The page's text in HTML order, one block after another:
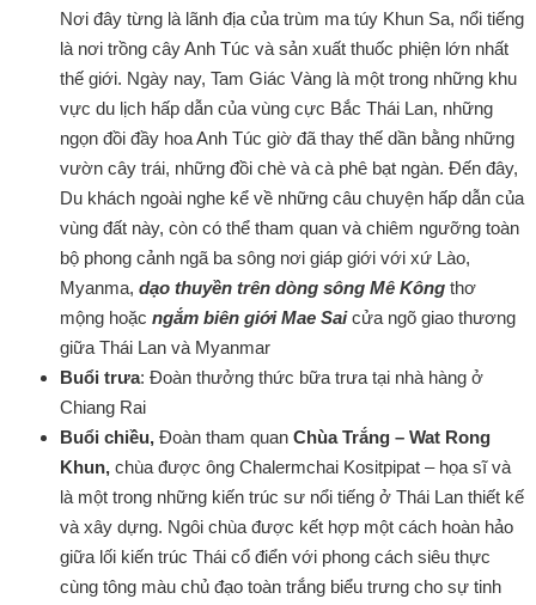
Nơi đây từng là lãnh địa của trùm ma túy Khun Sa, nổi tiếng
là nơi trồng cây Anh Túc và sản xuất thuốc phiện lớn nhất
thế giới. Ngày nay, Tam Giác Vàng là một trong những khu
vực du lịch hấp dẫn của vùng cực Bắc Thái Lan, những
ngọn đồi đầy hoa Anh Túc giờ đã thay thế dần bằng những
vườn cây trái, những đồi chè và cà phê bạt ngàn. Đến đây,
Du khách ngoài nghe kể về những câu chuyện hấp dẫn của
vùng đất này, còn có thể tham quan và chiêm ngưỡng toàn
bộ phong cảnh ngã ba sông nơi giáp giới với xứ Lào,
Myanma, dạo thuyền trên dòng sông Mê Kông thơ
mộng hoặc ngắm biên giới Mae Saicửa ngõ giao thương
giữa Thái Lan và Myanmar
Buổi trưa: Đoàn thưởng thức bữa trưa tại nhà hàng ở
Chiang Rai
Buổi chiều, Đoàn tham quan Chùa Trắng – Wat Rong
Khun, chùa được ông Chalermchai Kositpipat – họa sĩ và
là một trong những kiến trúc sư nổi tiếng ở Thái Lan thiết kế
và xây dựng. Ngôi chùa được kết hợp một cách hoàn hảo
giữa lối kiến trúc Thái cổ điển với phong cách siêu thực
cùng tông màu chủ đạo toàn trắng biểu trưng cho sự tinh